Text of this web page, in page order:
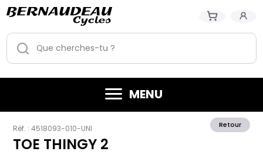
MENU
Retour
Réf. : 4518093-010-UNI
TOE THINGY 2